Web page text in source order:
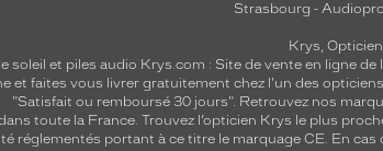
Strasbourg -
Krys,
soleil et piles audio Krys.com : Site de vente en ligne
et faites vous livrer gratuitement chez l'un des
"Satisfait ou remboursé 30 jours". Retrouvez nos
toute la France. Trouvez l’opticien Krys le plus
réglementés portant à ce titre le marquage CE. En